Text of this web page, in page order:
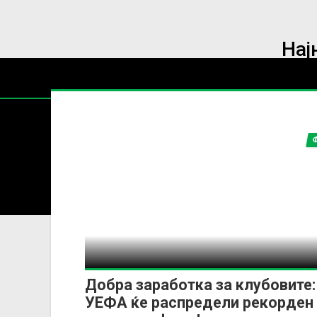
УЕФА
Добра заработка за клубовите:
УЕФА ќе распредели рекорден
За секоја форма на распространување,